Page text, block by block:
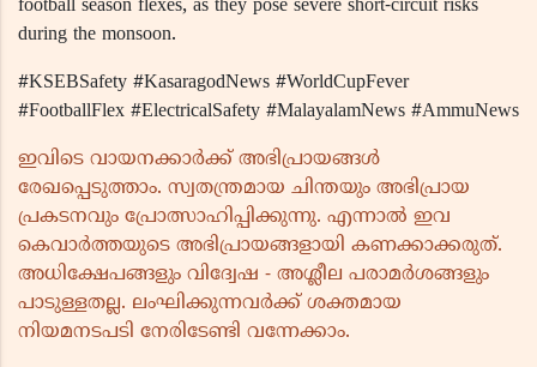
football season flexes, as they pose severe short-circuit risks
during the monsoon.
#KSEBSafety #KasaragodNews #WorldCupFever
#FootballFlex #ElectricalSafety #MalayalamNews #AmmuNews
ഇവിടെ വായനക്കാർക്ക് അഭിപ്രായങ്ങൾ
രേഖപ്പെടുത്താം. സ്വതന്ത്രമായ ചിന്തയും അഭിപ്രായ
പ്രകടനവും പ്രോത്സാഹിപ്പിക്കുന്നു. എന്നാൽ ഇവ
കെവാർത്തയുടെ അഭിപ്രായങ്ങളായി കണക്കാക്കരുത്.
അധിക്ഷേപങ്ങളും വിദ്വേഷ - അശ്ലീല പരാമർശങ്ങളും
പാടുള്ളതല്ല. ലംഘിക്കുന്നവർക്ക് ശക്തമായ
നിയമനടപടി നേരിടേണ്ടി വന്നേക്കാം.